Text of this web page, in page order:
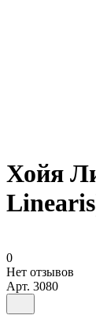
Хойя
0
Нет отзывов
Арт. 3080